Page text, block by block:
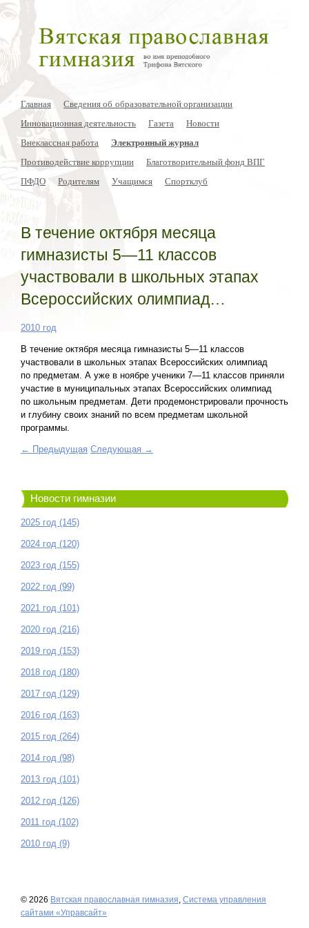
Главная
Сведения об образовательной организации
Инновационная деятельность
Газета
Новости
Внеклассная работа
Электронный журнал
Противодействие коррупции
Благотворительный фонд ВПГ
ПФДО
Родителям Учащимся Спортклуб
В течение октября месяца
гимназисты 5—11 классов
участвовали в школьных этапах
Всероссийских олимпиад…
2010 год
В течение октября месяца гимназисты 5—11 классов
участвовали в школьных этапах Всероссийских олимпиад
по предметам. А уже в ноябре ученики 7—11 классов приняли
участие в муниципальных этапах Всероссийских олимпиад
по школьным предметам. Дети продемонстрировали прочность
и глубину своих знаний по всем предметам школьной
программы.
← Предыдущая Следующая →
Новости гимназии
2025 год (145)
2024 год (120)
2023 год (155)
2022 год (99)
2021 год (101)
2020 год (216)
2019 год (153)
2018 год (180)
2017 год (129)
2016 год (163)
2015 год (264)
2014 год (98)
2013 год (101)
2012 год (126)
2011 год (102)
2010 год (9)
© 2026 Вятская православная гимназия Система управления
сайтами «Управсайт»